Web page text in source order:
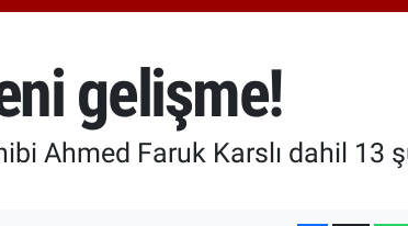
BITCOIN
64.360,53
%-0.76
gelişme!
Ahmed Faruk Karslı dahil 13